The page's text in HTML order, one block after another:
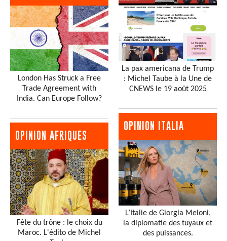
London Has Struck a Free
Trade Agreement with
India. Can Europe Follow?
OPINION AFRIQUES
Fête du trône : le choix du
Maroc. L'édito de Michel
La pax americana de Trump
: Michel Taube à la Une de
CNEWS le 19 août 2025
OPINION ITALIA
L’Italie de Giorgia Meloni,
la diplomatie des tuyaux et
des puissances.